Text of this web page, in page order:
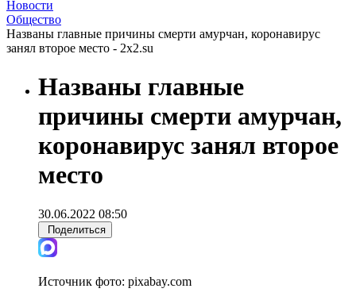
Новости
Общество
Названы главные причины смерти амурчан, коронавирус
занял второе место - 2x2.su
Названы главные
причины смерти амурчан,
коронавирус занял второе
место
30.06.2022 08:50
Поделиться
Источник фото: pixabay.com